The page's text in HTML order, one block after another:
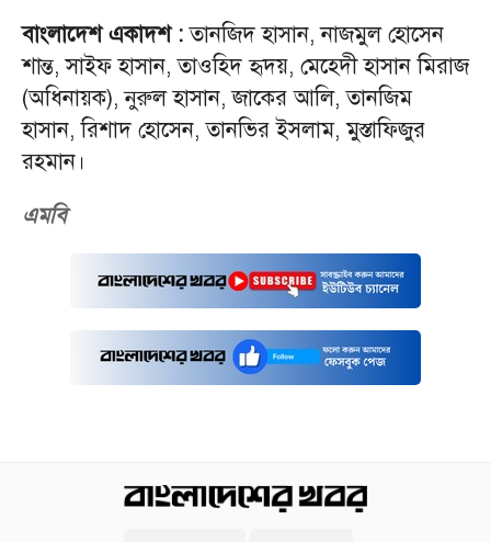
বাংলাদেশ একাদশ : তানজিদ হাসান, নাজমুল হোসেন
শান্ত, সাইফ হাসান, তাওহিদ হৃদয়, মেহেদী হাসান মিরাজ
(অধিনায়ক), নুরুল হাসান, জাকের আলি, তানজিম
হাসান, রিশাদ হোসেন, তানভির ইসলাম, মুস্তাফিজুর
রহমান।
এমবি